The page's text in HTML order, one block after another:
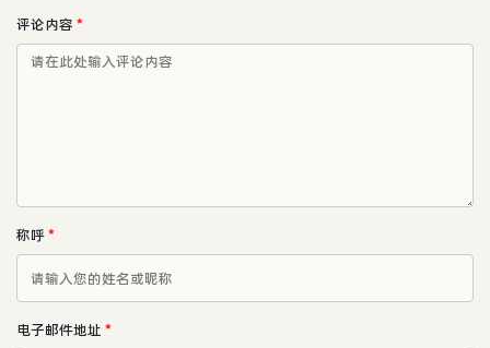
评论内容 *
称呼*
电子邮件地址 *